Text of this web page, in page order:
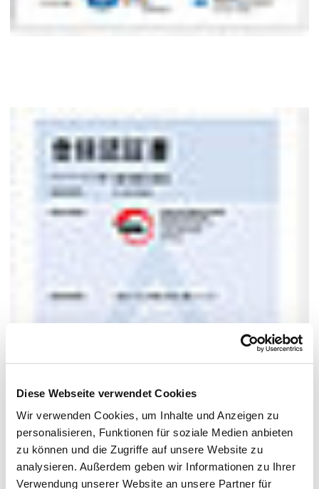
Diese Webseite verwendet Cookies
Wir verwenden Cookies, um Inhalte und Anzeigen zu
personalisieren, Funktionen für soziale Medien anbieten
zu können und die Zugriffe auf unsere Website zu
analysieren. Außerdem geben wir Informationen zu Ihrer
Verwendung unserer Website an unsere Partner für